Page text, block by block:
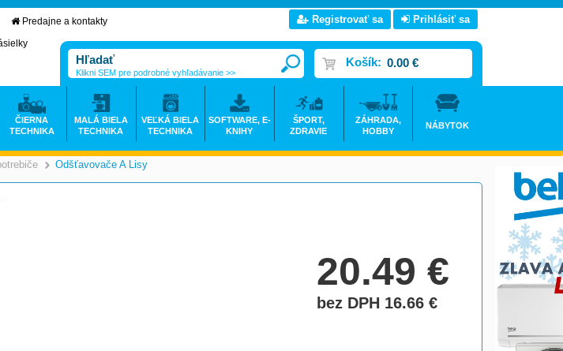
Odšťavovače A Lisy
20.49€
bez DPH 16.66€
Predajne a kontakty
Registrovať sa Prihlásiť sa
Košík: 0.00 €
Klikni SEM pre podrobné vyhľadávanie >>
ČIERNA
TECHNIKA
MALÁ BIELA
TECHNIKA
VEĽKÁ BIELA
TECHNIKA
SOFTWARE, E-
KNIHY
ŠPORT,
ZDRAVIE
ZÁHRADA,
HOBBY
NÁBYTOK